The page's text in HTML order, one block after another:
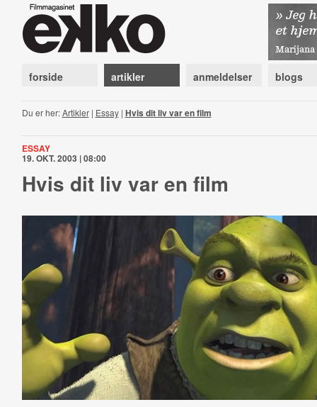
forside artikler anmeldelser blogs
Du er her:Artikler| Essay| Hvis dit liv var en film
ESSAY
19. OKT. 2003 | 08:00
Hvis dit liv var en film